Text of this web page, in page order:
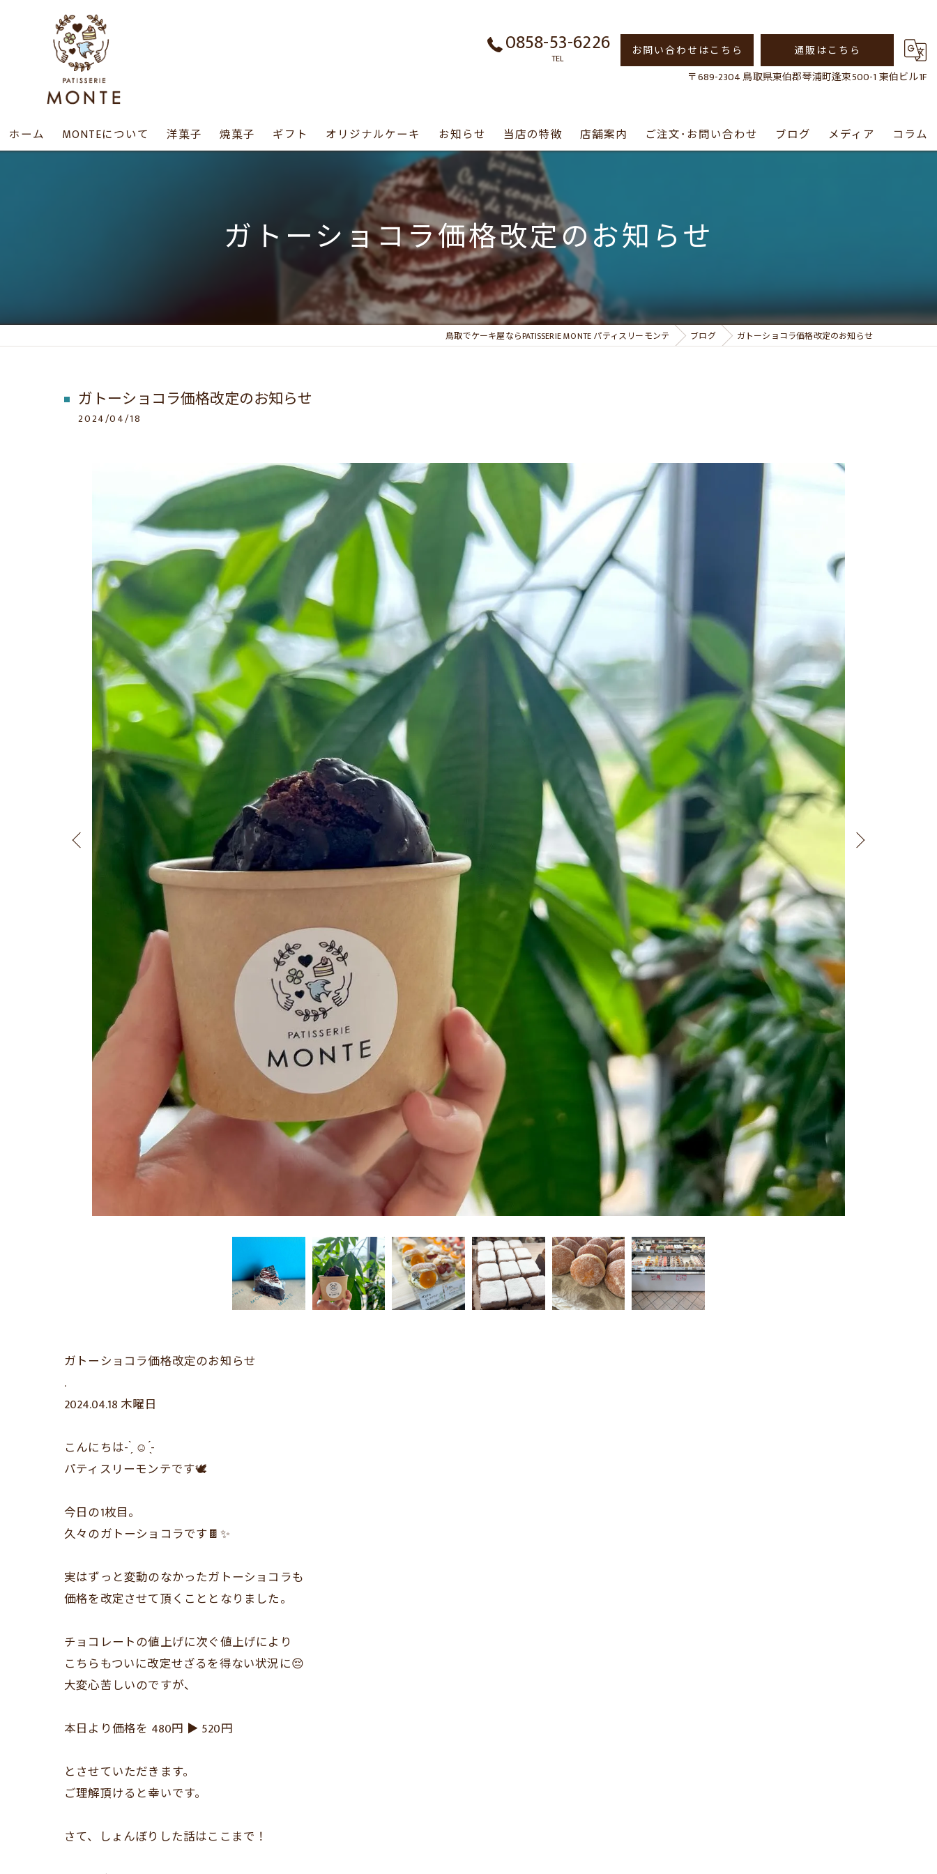
0858-53-6226
TEL お問い合わせはこちら
通販はこちら
〒689-2304 鳥取県東伯郡琴浦町逢束500-1 東伯ビル1F
ホーム MONTEについて 洋菓子 焼菓子 ギフト オリジナルケーキ お知らせ 当店の特徴
シュークリーム
パフェ
誕生日ケーキ
テイクアウト
店舗案内 ご注文･お問い合わせ ブログ メディア コラム
ガトーショコラ価格改定のお知らせ
鳥取でケーキ屋ならPATISSERIE MONTE パティスリーモンテ ブログ ガトーショコラ価格改定のお知らせ
ガトーショコラ価格改定のお知らせ
2024/04/18
ガトーショコラ価格改定のお知らせ
.
2024.04.18 木曜日
こんにちは- ̗̀ ☺︎ ̖́-
パティスリーモンテです🕊
今日の1枚目。
久々のガトーショコラです🍫✨️
実はずっと変動のなかったガトーショコラも
価格を改定させて頂くこととなりました。
チョコレートの値上げに次ぐ値上げにより
こちらもついに改定せざるを得ない状況に😔
大変心苦しいのですが、
本日より価格を 480円 ▶︎ 520円
とさせていただきます。
ご理解頂けると幸いです。
さて、しょんぼりした話はここまで！